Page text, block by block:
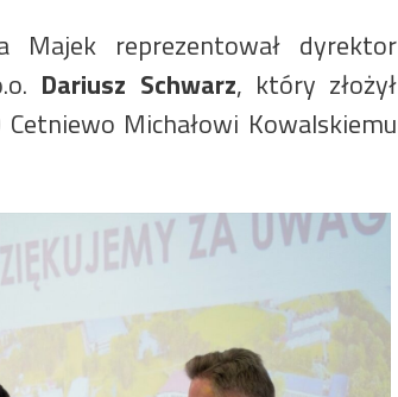
Majek reprezentował dyrektor
Dariusz Schwarz, który złożył
Michałowi Kowalskiemu